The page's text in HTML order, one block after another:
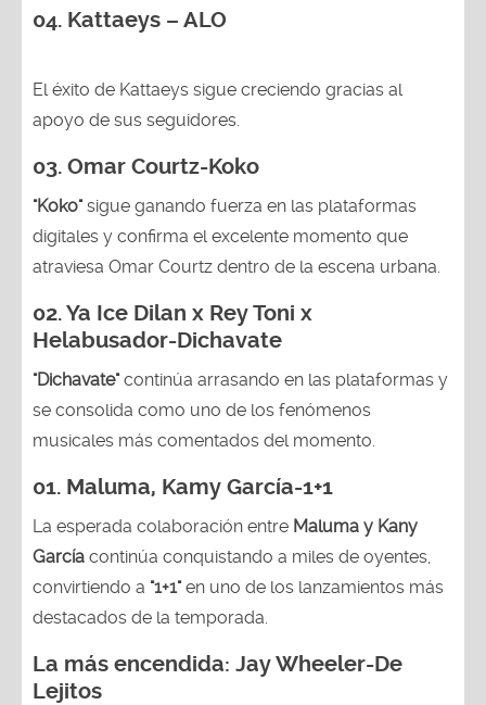
04. Kattaeys – ALO
El éxito de Kattaeys sigue creciendo gracias al
apoyo de sus seguidores.
03. Omar Courtz-Koko
"Koko"sigue ganando fuerza en las plataformas
digitales y confirma el excelente momento que
atraviesa Omar Courtz dentro de la escena urbana.
02.Ya Ice Dilan x Rey Toni x
Helabusador-Dichavate
"Dichavate"continúa arrasando en las plataformas y
se consolida como uno de los fenómenos
musicales más comentados del momento.
01. Maluma, Kamy García-1+1
La esperada colaboración entre Maluma y Kany
García continúa conquistando a miles de oyentes,
convirtiendo a "1+1"en uno de los lanzamientos más
destacados de la temporada.
La más encendida: Jay Wheeler-De
Lejitos